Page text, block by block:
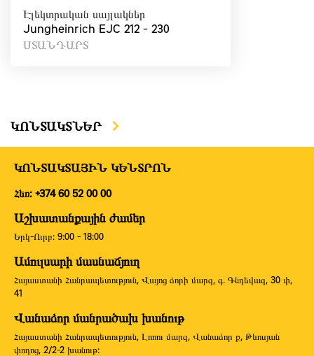
Էլեկտրական սայլակներ
Jungheinrich EJC 212 - 230
ՍՏԱՆԴԱՐՏ
ԿՈՆՏԱԿՏՆԵՐ
ԿՈՆՏԱԿՏԱՅԻՆ ԿԵՆՏՐՈՆ
Հեռ: +374 60 52 00 00
Աշխատանքային ժամեր
Երկ-Ուրբ: 9:00 - 18:00
Ամուլսարի մասնաճյուղ
Հայաստանի Հանրապետություն, Վայոց ձորի մարզ, գ. Գնդեվազ, 30 փ,
41
Վանաձոր մանրածախ խանութ
Հայաստանի Հանրապետություն, Լոռու մարզ, Վանաձոր ք, Թևոսյան
փողոց, 2/2-2 խանութ: